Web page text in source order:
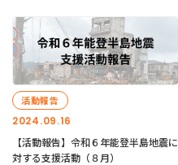
2024.09.16
活動報告
【活動報告】令和６年能登半島地震に
対する支援活動（８月）